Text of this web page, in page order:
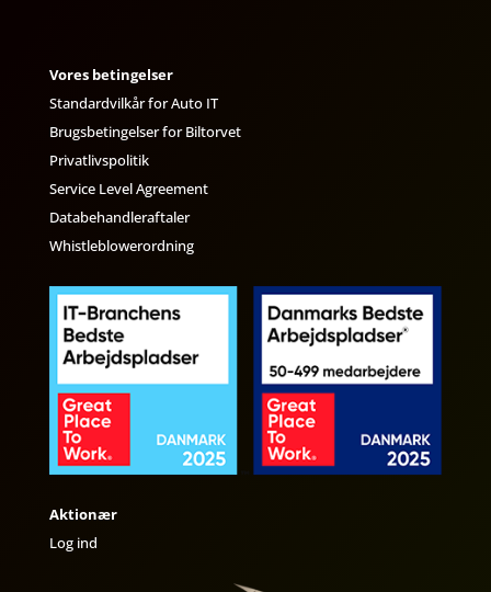
Vores betingelser
Standardvilkår for Auto IT
Brugsbetingelser for Biltorvet
Privatlivspolitik
Service Level Agreement
Databehandleraftaler
Whistleblowerordning
Aktionær
Log ind